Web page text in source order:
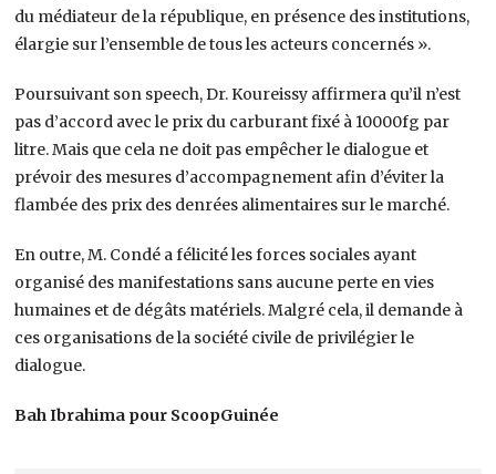
du médiateur de la république, en présence des institutions,
élargie sur l’ensemble de tous les acteurs concernés ».
Poursuivant son speech, Dr. Koureissy affirmera qu’il n’est
pas d’accord avec le prix du carburant fixé à 10000fg par
litre. Mais que cela ne doit pas empêcher le dialogue et
prévoir des mesures d’accompagnement afin d’éviter la
flambée des prix des denrées alimentaires sur le marché.
En outre, M. Condé a félicité les forces sociales ayant
organisé des manifestations sans aucune perte en vies
humaines et de dégâts matériels. Malgré cela, il demande à
ces organisations de la société civile de privilégier le
dialogue.
Bah Ibrahima pour ScoopGuinée